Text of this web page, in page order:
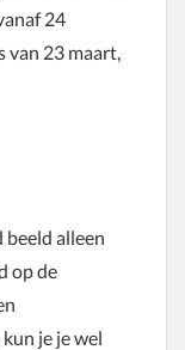
24
van 23 maart,
beeld alleen
op de
je je wel